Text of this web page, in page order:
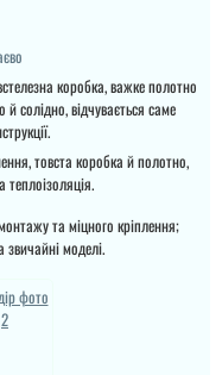
коробка, важке полотно
солідно, відчувається саме
товста коробка й полотно,
та міцного кріплення;
моделі.